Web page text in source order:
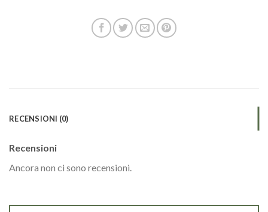
RECENSIONI (0)
Recensioni
Ancora non ci sono recensioni.